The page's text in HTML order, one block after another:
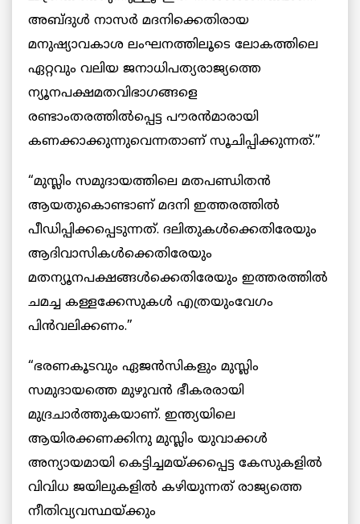
അബ്ദുള്‍ നാസര്‍ മദനിക്കെതിരായ
മനുഷ്യാവകാശ ലംഘനത്തിലൂടെ ലോകത്തിലെ
ഏറ്റവും വലിയ ജനാധിപത്യരാജ്യത്തെ
ന്യൂനപക്ഷമതവിഭാഗങ്ങളെ
രണ്ടാംതരത്തില്‍പ്പെട്ട പൗരന്‍മാരായി
കണക്കാക്കുന്നുവെന്നതാണ്‌ സൂചിപ്പിക്കുന്നത്‌.”
“മുസ്ലിം സമുദായത്തിലെ മതപണ്ഡിതന്‍
ആയതുകൊണ്ടാണ്‌ മദനി ഇത്തരത്തില്‍
പീഡിപ്പിക്കപ്പെടുന്നത്‌. ദലിതുകള്‍ക്കെതിരേയും
ആദിവാസികള്‍ക്കെതിരേയും
മതന്യൂനപക്ഷങ്ങള്‍ക്കെതിരേയും ഇത്തരത്തില്‍
ചമച്ച കള്ളക്കേസുകള്‍ എത്രയുംവേഗം
പിന്‍വലിക്കണം.”
“ഭരണകൂടവും ഏജന്‍സികളും മുസ്ലിം
സമുദായത്തെ മുഴുവന്‍ ഭീകരരായി
മുദ്രചാര്‍ത്തുകയാണ്‌. ഇന്ത്യയിലെ
ആയിരക്കണക്കിനു മുസ്ലിം യുവാക്കള്‍
അന്യായമായി കെട്ടിച്ചമയ്ക്കപ്പെട്ട കേസുകളില്‍
വിവിധ ജയിലുകളില്‍ കഴിയുന്നത്‌ രാജ്യത്തെ
നീതിവ്യവസ്ഥയ്ക്കും